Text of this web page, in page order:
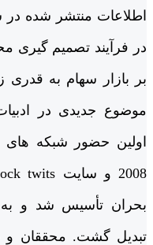
اطلاعات منتشر شده در
در فرآیند تصمیم گیری
بر بازار سهام به قدری
موضوع جدیدی در
اولین حضور شبکه های
بحران تأسیس شد و به
تبدیل گشت. محققان و